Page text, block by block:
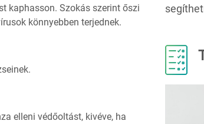
kaphasson. Szokás szerint őszi
könnyebben terjednek.
elleni védőoltást, kivéve, ha